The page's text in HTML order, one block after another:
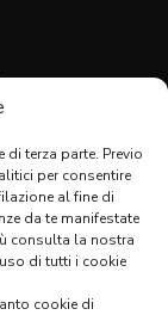
terza parte. Previo
per consentire
al fine di
da te manifestate
consulta la nostra
di tutti i cookie
cookie di